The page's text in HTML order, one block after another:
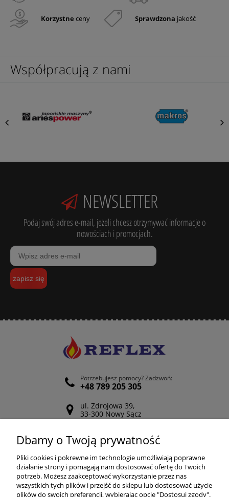
Korzystne ceny Sprawdzona jakość
Współpracują z nami
NEWSLETTER
Podaj swój adres e-mail, jeżeli chcesz otrzymywać informacje o
nowościach i promocjach.
zapisz się
Potrzebujesz pomocy? Zadzwoń:
+48 789 205 305
ul. Zdrojowa 39,
33-300 Nowy Sącz
Odwiedź nasz Facebook
POMOC
ZAKUPY
Dbamy o Twoją prywatność
Pliki cookies i pokrewne im technologie umożliwiają poprawne
działanie strony i pomagają nam dostosować ofertę do Twoich
potrzeb. Możesz zaakceptować wykorzystanie przez nas
wszystkich tych plików i przejść do sklepu lub dostosować użycie
plików do swoich preferencji, wybierając opcję "Dostosuj zgody".